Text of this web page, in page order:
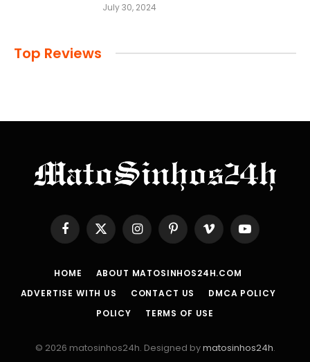
July 30, 2024
Top Reviews
Facebook
X
(Twitter)
InstagramPinterestVimeo YouTube
HOME
ABOUT MATOSINHOS24H.COM
ADVERTISE WITH US
CONTACT US
DMCA POLICY
POLICY
TERMS OF USE
© 2026 matosinhos24h. Designed bymatosinhos24h.